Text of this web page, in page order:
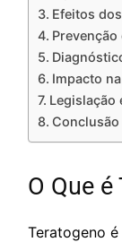
Efeitos
Prevenção
Impacto
Legislação
Conclusão
O Que
Teratogeno